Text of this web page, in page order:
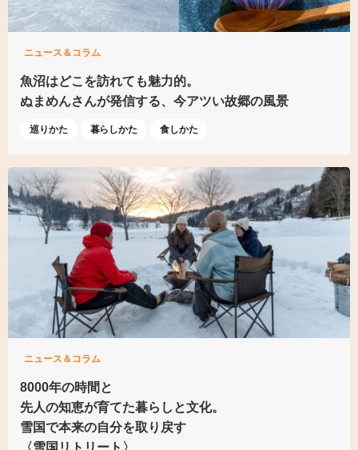
ニュース＆コラム
魚沼はどこを訪れても魅力的。
ぬまめんさんが発信する、今アツい故郷の風景
巡りかた 暮らしかた 食しかた
ニュース＆コラム
8000年の時間と
先人の知恵が育てた暮らしと文化。
雪国で本来の自分を取り戻す
〈雪国リトリート〉